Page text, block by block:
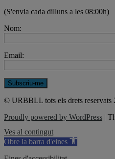
(S'envia cada dilluns a les 08:00h)
Nom:
Email:
© URBBLL tots els drets reservats
Proudly powered by WordPress |
Ves al contingut
Obre la barra d'eines